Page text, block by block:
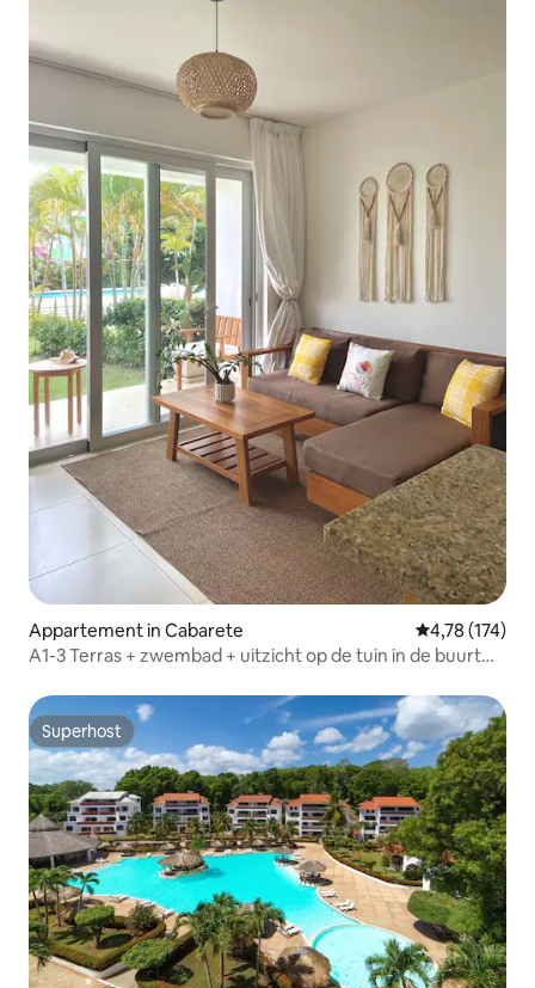
Appartement in Cabarete Gemiddelde
4,78 (174)
A1-3 Terras + zwembad + uitzicht op de tuin in de buurt
Superhost
Superhost